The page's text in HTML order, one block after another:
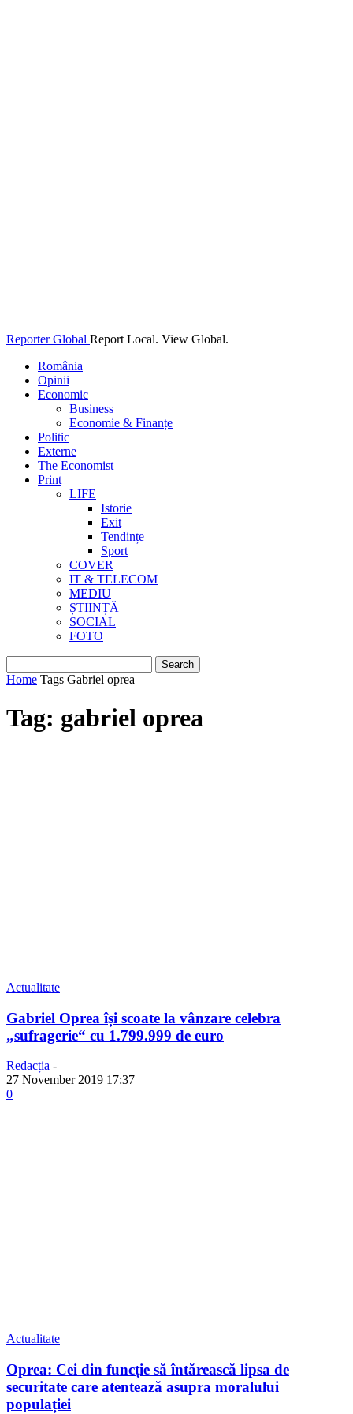
Reporter Global Report Local. View Global.
România
Opinii
Economic
Business
Economie & Finanțe
Politic
Externe
The Economist
Print
LIFE
Istorie
Exit
Tendințe
Sport
COVER
IT & TELECOM
MEDIU
ȘTIINȚĂ
SOCIAL
FOTO
Home Tags Gabriel oprea
Tag: gabriel oprea
Actualitate
Gabriel Oprea își scoate la vânzare celebra
„sufragerie“ cu 1.799.999 de euro
Redacția -
27 November 2019 17:37
0
Actualitate
Oprea: Cei din funcție să întărească lipsa de
securitate care atentează asupra moralului
populației